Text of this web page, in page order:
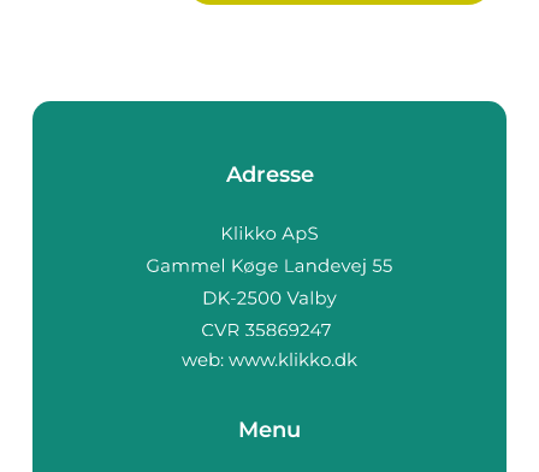
Adresse
web: www.klikko.dk
Menu